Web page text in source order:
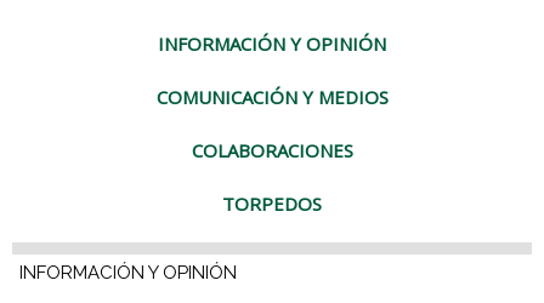
INFORMACIÓN Y OPINIÓN
COMUNICACIÓN Y MEDIOS
COLABORACIONES
TORPEDOS
INFORMACIÓN Y OPINIÓN